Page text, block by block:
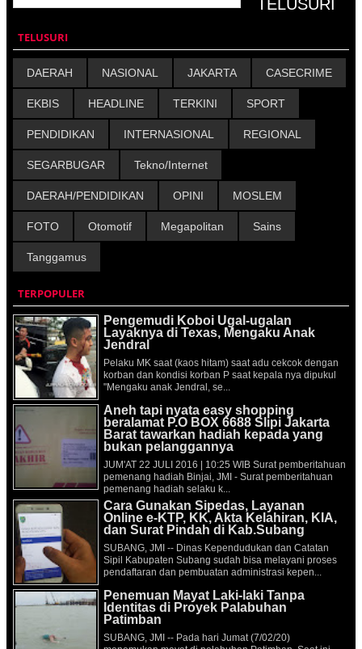
TELUSURI
DAERAH NASIONAL JAKARTA CASECRIME
EKBIS HEADLINE TERKINI SPORT
PENDIDIKAN INTERNASIONAL REGIONAL
SEGARBUGAR Tekno/Internet
DAERAH/PENDIDIKAN OPINI MOSLEM
FOTO Otomotif Megapolitan Sains
Tanggamus
TERPOPULER
Pengemudi Koboi Ugal-ugalan
Layaknya di Texas, Mengaku Anak
Jendral
Pelaku MK saat (kaos hitam) saat adu cekcok dengan
korban dan kondisi korban P saat kepala nya dipukul
"Mengaku anak Jendral, se...
Aneh tapi nyata easy shopping
beralamat P.O BOX 6688 Slipi Jakarta
Barat tawarkan hadiah kepada yang
bukan pelanggannya
JUM'AT 22 JULI 2016 | 10:25 WIB Surat pemberitahuan
pemenang hadiah Binjai, JMI - Surat pemberitahuan
pemenang hadiah selaku k...
Cara Gunakan Sipedas, Layanan
Online e-KTP, KK, Akta Kelahiran, KIA,
dan Surat Pindah di Kab.Subang
SUBANG, JMI -- Dinas Kependudukan dan Catatan
Sipil Kabupaten Subang sudah bisa melayani proses
pendaftaran dan pembuatan administrasi kepen...
Penemuan Mayat Laki-laki Tanpa
Identitas di Proyek Palabuhan
Patimban
SUBANG, JMI -- Pada hari Jumat (7/02/20)